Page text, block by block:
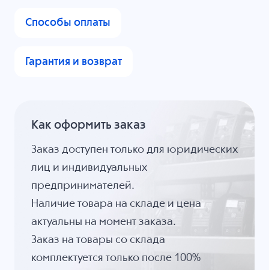
Способы оплаты
Гарантия и возврат
Как оформить заказ
Заказ доступен только для юридических
лиц и индивидуальных
предпринимателей.
Наличие товара на складе и цена
актуальны на момент заказа.
Заказ на товары со склада
комплектуется только после 100%